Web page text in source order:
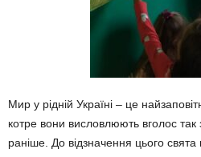
Мир у рідній Україні – це
котре вони висловлюють вголос так
раніше. До відзначення цього